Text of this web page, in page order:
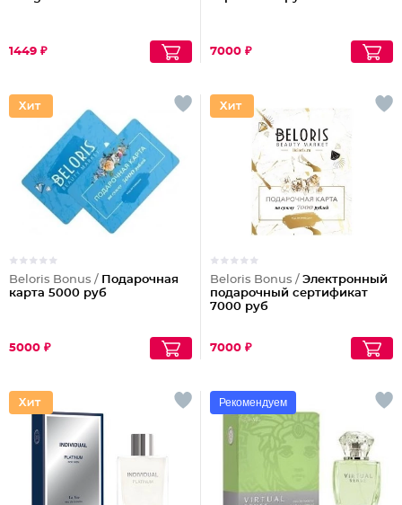
1449 ₽ 7000 ₽
Beloris Bonus / Подарочная
карта 5000 руб
5000 ₽
Beloris Bonus / Электронный
подарочный сертификат
7000 руб
7000 ₽
Рекомендуем